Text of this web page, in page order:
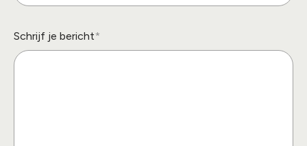
Schrijf je bericht